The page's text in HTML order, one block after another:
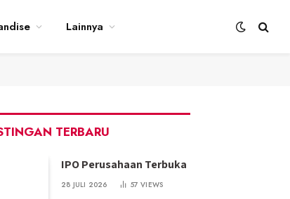
Lainnya
TERBARU
IPO Perusahaan Terbuka
28 JULI 2026 57VIEWS